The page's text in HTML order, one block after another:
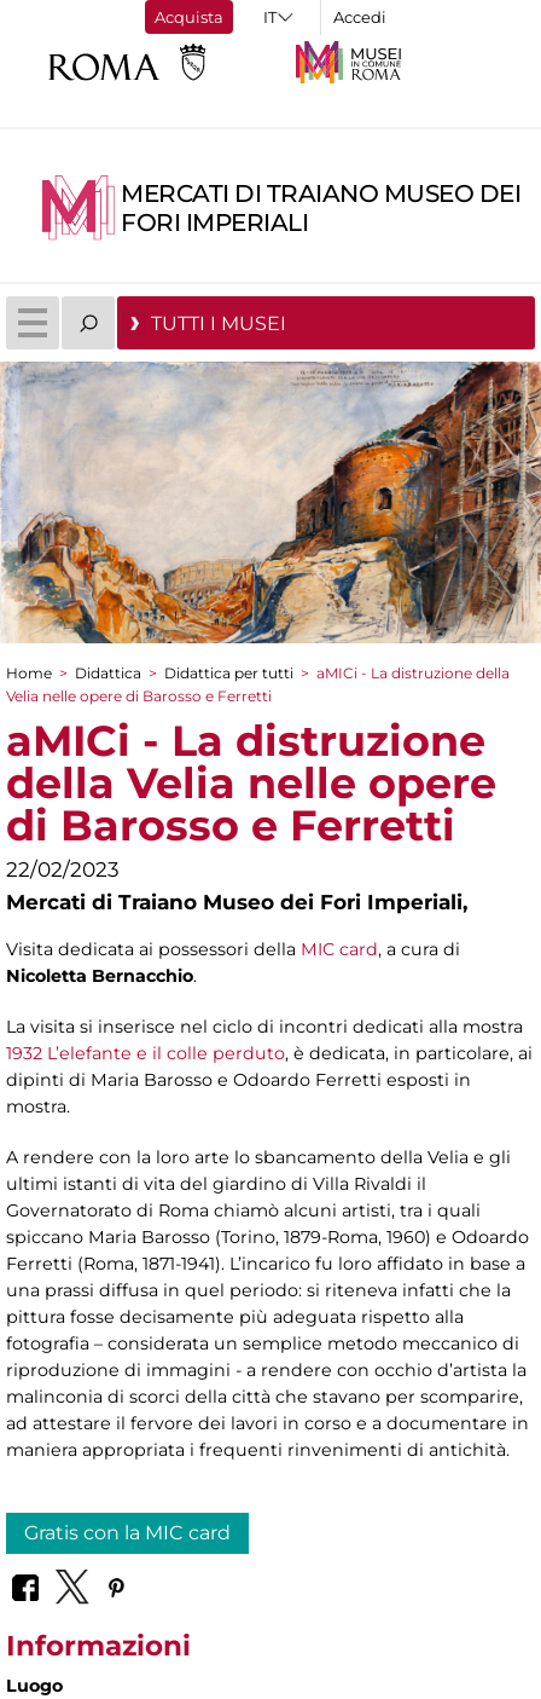
Acquista Accedi
MERCATI DI TRAIANO MUSEO DEI
FORI IMPERIALI
TUTTI I MUSEI
Tu sei qui
Home > Didattica > Didattica per tutti > aMICi - La distruzione della
Velia nelle opere di Barosso e Ferretti
aMICi - La distruzione
della Velia nelle opere
di Barosso e Ferretti
22/02/2023
Mercati di Traiano Museo dei Fori Imperiali,
Visita dedicata ai possessori della MIC card, a cura di
Nicoletta Bernacchio.
La visita si inserisce nel ciclo di incontri dedicati alla mostra
1932 L’elefante e il colle perduto, è dedicata, in particolare, ai
dipinti di Maria Barosso e Odoardo Ferretti esposti in
mostra.
A rendere con la loro arte lo sbancamento della Velia e gli
ultimi istanti di vita del giardino di Villa Rivaldi il
Governatorato di Roma chiamò alcuni artisti, tra i quali
spiccano Maria Barosso (Torino, 1879-Roma, 1960) e Odoardo
Ferretti (Roma, 1871-1941). L’incarico fu loro affidato in base a
una prassi diffusa in quel periodo: si riteneva infatti che la
pittura fosse decisamente più adeguata rispetto alla
fotografia – considerata un semplice metodo meccanico di
riproduzione di immagini - a rendere con occhio d’artista la
malinconia di scorci della città che stavano per scomparire,
ad attestare il fervore dei lavori in corso e a documentare in
maniera appropriata i frequenti rinvenimenti di antichità.
Gratis con la MIC card
Informazioni
Luogo